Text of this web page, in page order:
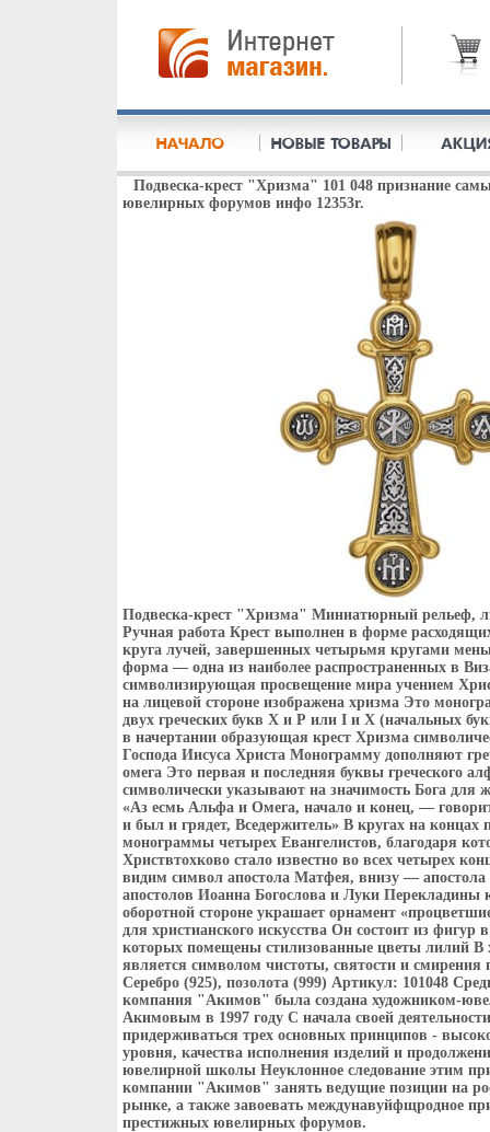
Подвеска-крест "Хризма" 101 048 признание
ювелирных форумов инфо 12353r.
Подвеска-крест "Хризма" Миниатюрный рельеф,
Ручная работа Крест выполнен в форме
круга лучей, завершенных четырьмя кругами
форма — одна из наиболее распространенных в
символизирующая просвещение мира учением
на лицевой стороне изображена хризма Это
двух греческих букв Х и Р или I и Х (начальных
в начертании образующая крест Хризма
Господа Иисуса Христа Монограмму дополняют
омега Это первая и последняя буквы греческого
символически указывают на значимость Бога для
«Аз есмь Альфа и Омега, начало и конец, —
и был и грядет, Вседержитель» В кругах на
монограммы четырех Евангелистов, благодаря
Христвтохково стало известно во всех четырех
видим символ апостола Матфея, внизу —
апостолов Иоанна Богослова и Луки Перекладины
оборотной стороне украшает орнамент
для христианского искусства Он состоит из фигур
которых помещены стилизованные цветы лилий В
является символом чистоты, святости и смирения
Серебро (925), позолота (999) Артикул: 101048
компания "Акимов" была создана художником-
Акимовым в 1997 году С начала своей
придерживаться трех основных принципов -
уровня, качества исполнения изделий и
ювелирной школы Неуклонное следование этим
компании "Акимов" занять ведущие позиции на
рынке, а также завоевать междунавуйфщродное
престижных ювелирных форумов.